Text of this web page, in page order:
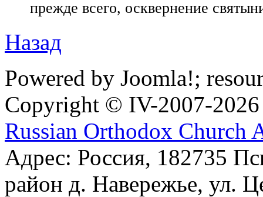
прежде всего, осквернение
Назад
Powered by Joomla!;
Copyright © IV-2007-2026
Russian Orthodox Church
Адрес: Россия, 182735
район д. Навережье, ул.